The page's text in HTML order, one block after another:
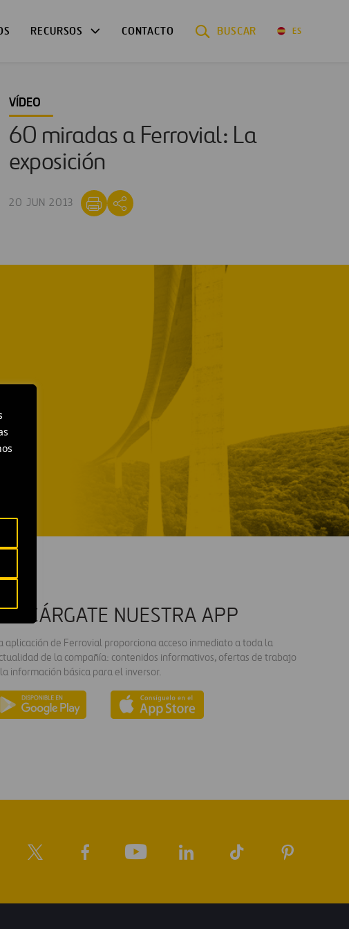
RECURSOS CONTACTO BUSCAR ES
VÍDEO
60 miradas a Ferrovial: La
exposición
20 JUN 2013
NUESTRA APP
aplicación de Ferrovial proporciona acceso inmediato a toda la
de la compañía: contenidos informativos, ofertas de trabajo
información básica para el inversor.